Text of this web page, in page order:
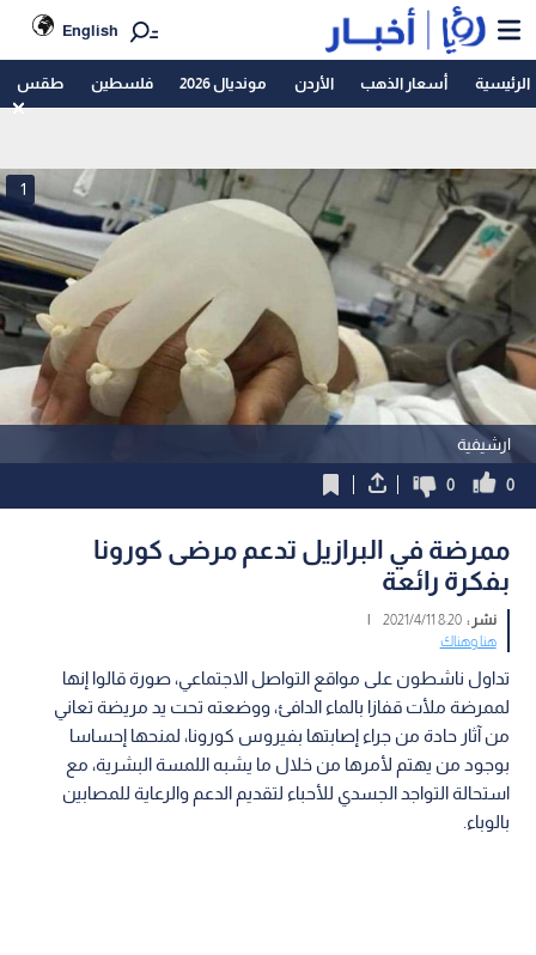
English
الرئيسية أسعار الذهب الأردن مونديال 2026 فلسطين طقس
ارشيفية
1
0
0
ممرضة في البرازيل تدعم مرضى كورونا
بفكرة رائعة
نشر :8:20 2021/4/11
|
هنا وهناك
تداول ناشطون على مواقع التواصل الاجتماعي، صورة قالوا إنها
لممرضة ملأت قفازا بالماء الدافئ، ووضعته تحت يد مريضة تعاني
من آثار حادة من جراء إصابتها بفيروس كورونا، لمنحها إحساسا
بوجود من يهتم لأمرها من خلال ما يشبه اللمسة البشرية، مع
استحالة التواجد الجسدي للأحباء لتقديم الدعم والرعاية للمصابين
بالوباء.